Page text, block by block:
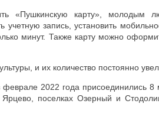
«Пушкинскую карту», молодым
учетную запись, установить
минут. Также карту можно
и их количество постоянно
2022 года присоединились
поселках Озерный и